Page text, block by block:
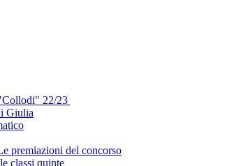
22/23
Giulia
premiazioni del concorso
classi quinte